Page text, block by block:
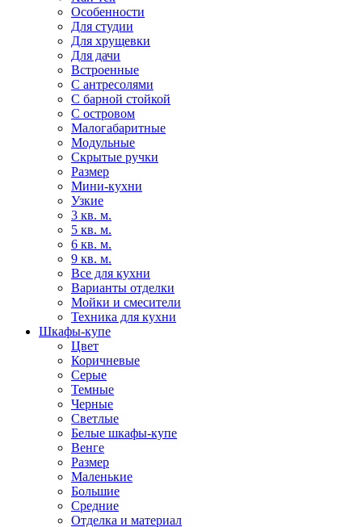
Особенности
Для студии
Для хрущевки
Для дачи
Встроенные
С антресолями
С барной стойкой
С островом
Малогабаритные
Модульные
Скрытые ручки
Размер
Мини-кухни
Узкие
3 кв. м.
5 кв. м.
6 кв. м.
9 кв. м.
Все для кухни
Варианты отделки
Мойки и смесители
Техника для кухни
Шкафы-купе
Цвет
Коричневые
Серые
Темные
Черные
Светлые
Белые шкафы-купе
Венге
Размер
Маленькие
Большие
Средние
Отделка и материал